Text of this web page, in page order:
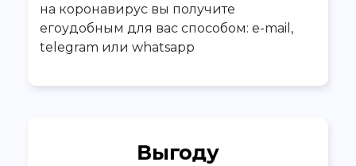
на коронавирус вы получите
егоудобным для вас способом: e-mail,
telegram или whatsapp
Выгоду